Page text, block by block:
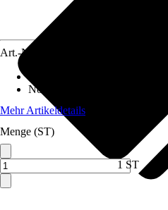
Art.-Nr.
Norm / Prüfzeichen
Mehr Artikeldetails
Menge (ST)
1 ST